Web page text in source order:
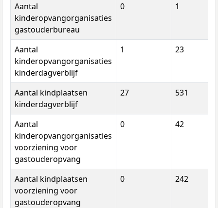
Aantal
kinderopvangorganisaties
gastouderbureau
0 1
Aantal
kinderopvangorganisaties
kinderdagverblijf
1 23
Aantal kindplaatsen
kinderdagverblijf
27 531
Aantal
kinderopvangorganisaties
voorziening voor
gastouderopvang
0 42
Aantal kindplaatsen
voorziening voor
gastouderopvang
0 242